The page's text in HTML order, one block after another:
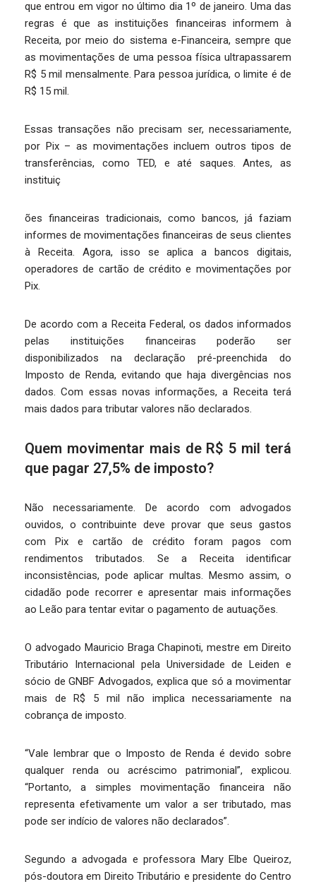
que entrou em vigor no último dia 1º de janeiro. Uma das
regras é que as instituições financeiras informem à
Receita, por meio do sistema e-Financeira, sempre que
as movimentações de uma pessoa física ultrapassarem
R$ 5 mil mensalmente. Para pessoa jurídica, o limite é de
R$ 15 mil.
Essas transações não precisam ser, necessariamente,
por Pix – as movimentações incluem outros tipos de
transferências, como TED, e até saques. Antes, as
instituiç
ões financeiras tradicionais, como bancos, já faziam
informes de movimentações financeiras de seus clientes
à Receita. Agora, isso se aplica a bancos digitais,
operadores de cartão de crédito e movimentações por
Pix.
De acordo com a Receita Federal, os dados informados
pelas instituições financeiras poderão ser
disponibilizados na declaração pré-preenchida do
Imposto de Renda, evitando que haja divergências nos
dados. Com essas novas informações, a Receita terá
mais dados para tributar valores não declarados.
Quem movimentar mais de R$ 5 mil terá
que pagar 27,5% de imposto?
Não necessariamente. De acordo com advogados
ouvidos, o contribuinte deve provar que seus gastos
com Pix e cartão de crédito foram pagos com
rendimentos tributados. Se a Receita identificar
inconsistências, pode aplicar multas. Mesmo assim, o
cidadão pode recorrer e apresentar mais informações
ao Leão para tentar evitar o pagamento de autuações.
O advogado Mauricio Braga Chapinoti, mestre em Direito
Tributário Internacional pela Universidade de Leiden e
sócio de GNBF Advogados, explica que só a movimentar
mais de R$ 5 mil não implica necessariamente na
cobrança de imposto.
“Vale lembrar que o Imposto de Renda é devido sobre
qualquer renda ou acréscimo patrimonial”, explicou.
“Portanto, a simples movimentação financeira não
representa efetivamente um valor a ser tributado, mas
pode ser indício de valores não declarados”.
Segundo a advogada e professora Mary Elbe Queiroz,
pós-doutora em Direito Tributário e presidente do Centro